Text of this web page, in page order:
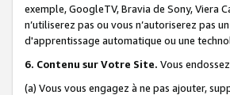
exemple, GoogleTV, Bravia de Sony, Viera
n’utiliserez pas ou vous n’autoriserez pas
d'apprentissage automatique ou une
6. Contenu sur Votre Site. Vous
(a) Vous vous engagez à ne pas ajouter,